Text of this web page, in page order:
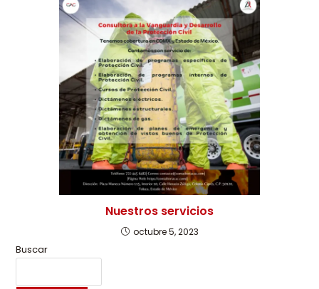
Nuestros servicios
octubre 5, 2023
Buscar